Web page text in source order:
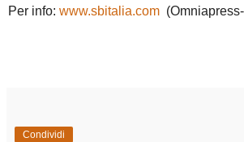
Per info: www.sbitalia.com
Condividi